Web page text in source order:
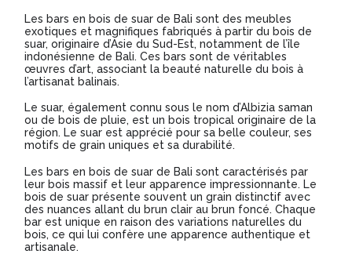
Les bars en bois de suar de Bali sont des meubles
exotiques et magnifiques fabriqués à partir du bois de
suar, originaire d’Asie du Sud-Est, notamment de l’île
indonésienne de Bali. Ces bars sont de véritables
œuvres d’art, associant la beauté naturelle du bois à
l’artisanat balinais.
Le suar, également connu sous le nom d’Albizia saman
ou de bois de pluie, est un bois tropical originaire de la
région. Le suar est apprécié pour sa belle couleur, ses
motifs de grain uniques et sa durabilité.
Les bars en bois de suar de Bali sont caractérisés par
leur bois massif et leur apparence impressionnante. Le
bois de suar présente souvent un grain distinctif avec
des nuances allant du brun clair au brun foncé. Chaque
bar est unique en raison des variations naturelles du
bois, ce qui lui confère une apparence authentique et
artisanale.